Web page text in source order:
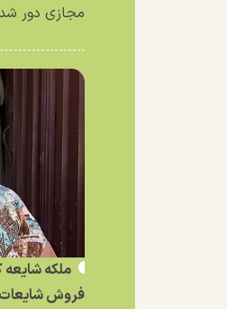
مجازی دور
فروش شایعات